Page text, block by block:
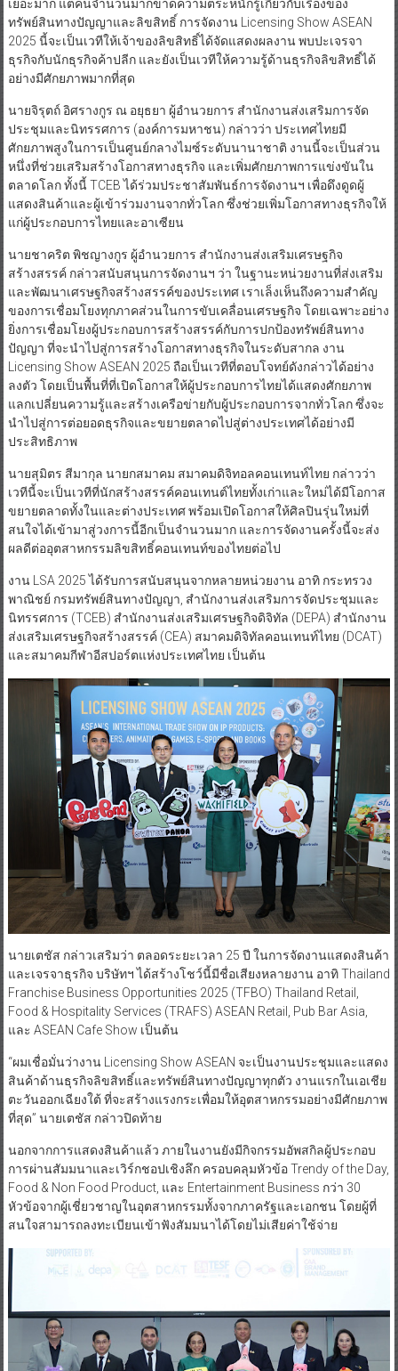
เยอะมาก แต่คนจำนวนมากขาดความตระหนักรู้เกี่ยวกับเรื่องของ
ทรัพย์สินทางปัญญาและลิขสิทธิ์ การจัดงาน Licensing Show ASEAN
2025 นี้จะเป็นเวทีให้เจ้าของลิขสิทธิ์ได้จัดแสดงผลงาน พบปะเจรจา
ธุรกิจกับนักธุรกิจค้าปลีก และยังเป็นเวทีให้ความรู้ด้านธุรกิจลิขสิทธิ์ได้
อย่างมีศักยภาพมากที่สุด
นายจิรุตถ์ อิศรางกูร ณ อยุธยา ผู้อำนวยการ สำนักงานส่งเสริมการจัด
ประชุมและนิทรรศการ (องค์การมหาชน) กล่าวว่า ประเทศไทยมี
ศักยภาพสูงในการเป็นศูนย์กลางไมซ์ระดับนานาชาติ งานนี้จะเป็นส่วน
หนึ่งที่ช่วยเสริมสร้างโอกาสทางธุรกิจ และเพิ่มศักยภาพการแข่งขันใน
ตลาดโลก ทั้งนี้ TCEB ได้ร่วมประชาสัมพันธ์การจัดงานฯ เพื่อดึงดูดผู้
แสดงสินค้าและผู้เข้าร่วมงานจากทั่วโลก ซึ่งช่วยเพิ่มโอกาสทางธุรกิจให้
แก่ผู้ประกอบการไทยและอาเซียน
นายชาคริต พิชญางกูร ผู้อำนวยการ สำนักงานส่งเสริมเศรษฐกิจ
สร้างสรรค์ กล่าวสนับสนุนการจัดงานฯ ว่า ในฐานะหน่วยงานที่ส่งเสริม
และพัฒนาเศรษฐกิจสร้างสรรค์ของประเทศ เราเล็งเห็นถึงความสำคัญ
ของการเชื่อมโยงทุกภาคส่วนในการขับเคลื่อนเศรษฐกิจ โดยเฉพาะอย่าง
ยิ่งการเชื่อมโยงผู้ประกอบการสร้างสรรค์กับการปกป้องทรัพย์สินทาง
ปัญญา ที่จะนำไปสู่การสร้างโอกาสทางธุรกิจในระดับสากล งาน
Licensing Show ASEAN 2025 ถือเป็นเวทีที่ตอบโจทย์ดังกล่าวได้อย่าง
ลงตัว โดยเป็นพื้นที่ที่เปิดโอกาสให้ผู้ประกอบการไทยได้แสดงศักยภาพ
แลกเปลี่ยนความรู้และสร้างเครือข่ายกับผู้ประกอบการจากทั่วโลก ซึ่งจะ
นำไปสู่การต่อยอดธุรกิจและขยายตลาดไปสู่ต่างประเทศได้อย่างมี
ประสิทธิภาพ
นายสุมิตร สีมากุล นายกสมาคม สมาคมดิจิทอลคอนเทนท์ไทย กล่าวว่า
เวทีนี้จะเป็นเวทีที่นักสร้างสรรค์คอนเทนต์ไทยทั้งเก่าและใหม่ได้มีโอกาส
ขยายตลาดทั้งในและต่างประเทศ พร้อมเปิดโอกาสให้ศิลปินรุ่นใหม่ที่
สนใจได้เข้ามาสู่วงการนี้อีกเป็นจำนวนมาก และการจัดงานครั้งนี้จะส่ง
ผลดีต่ออุตสาหกรรมลิขสิทธิ์คอนเทนท์ของไทยต่อไป
งาน LSA 2025 ได้รับการสนับสนุนจากหลายหน่วยงาน อาทิ กระทรวง
พาณิชย์ กรมทรัพย์สินทางปัญญา, สำนักงานส่งเสริมการจัดประชุมและ
นิทรรศการ (TCEB) สำนักงานส่งเสริมเศรษฐกิจดิจิทัล (DEPA) สำนักงาน
ส่งเสริมเศรษฐกิจสร้างสรรค์ (CEA) สมาคมดิจิทัลคอนเทนท์ไทย (DCAT)
และสมาคมกีฬาอีสปอร์ตแห่งประเทศไทย เป็นต้น
นายเตชัส กล่าวเสริมว่า ตลอดระยะเวลา 25 ปี ในการจัดงานแสดงสินค้า
และเจรจาธุรกิจ บริษัทฯ ได้สร้างโชว์นี้มีชื่อเสียงหลายงาน อาทิ Thailand
Franchise Business Opportunities 2025 (TFBO) Thailand Retail,
Food & Hospitality Services (TRAFS) ASEAN Retail, Pub Bar Asia,
และ ASEAN Cafe Show เป็นต้น
“ผมเชื่อมั่นว่างาน Licensing Show ASEAN จะเป็นงานประชุมและแสดง
สินค้าด้านธุรกิจลิขสิทธิ์และทรัพย์สินทางปัญญาทุกตัว งานแรกในเอเชีย
ตะวันออกเฉียงใต้ ที่จะสร้างแรงกระเพื่อมให้อุตสาหกรรมอย่างมีศักยภาพ
ที่สุด” นายเตชัส กล่าวปิดท้าย
นอกจากการแสดงสินค้าแล้ว ภายในงานยังมีกิจกรรมอัพสกิลผู้ประกอบ
การผ่านสัมมนาและเวิร์กชอปเชิงลึก ครอบคลุมหัวข้อ Trendy of the Day,
Food & Non Food Product, และ Entertainment Business กว่า 30
หัวข้อจากผู้เชี่ยวชาญในอุตสาหกรรมทั้งจากภาครัฐและเอกชน โดยผู้ที่
สนใจสามารถลงทะเบียนเข้าฟังสัมมนาได้โดยไม่เสียค่าใช้จ่าย